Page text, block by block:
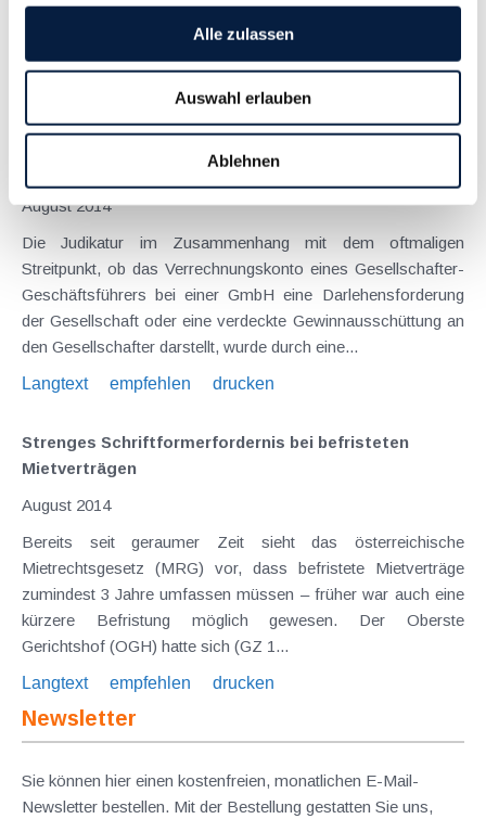
Alle zulassen
Auswahl erlauben
Ablehnen
Fehlen einer schriftlichen Urkunde bei Vereinbarung
mit Gesellschafter-Geschäftsführer
August 2014
Die Judikatur im Zusammenhang mit dem oftmaligen
Streitpunkt, ob das Verrechnungskonto eines Gesellschafter-
Geschäftsführers bei einer GmbH eine Darlehensforderung
der Gesellschaft oder eine verdeckte Gewinnausschüttung an
den Gesellschafter darstellt, wurde durch eine...
Langtext
empfehlen drucken
Strenges Schriftformerfordernis bei befristeten
Mietverträgen
August 2014
Bereits seit geraumer Zeit sieht das österreichische
Mietrechtsgesetz (MRG) vor, dass befristete Mietverträge
zumindest 3 Jahre umfassen müssen – früher war auch eine
kürzere Befristung möglich gewesen. Der Oberste
Gerichtshof (OGH) hatte sich (GZ 1...
Langtext
empfehlen drucken
Newsletter
Sie können hier einen kostenfreien, monatlichen E-Mail-
Newsletter bestellen. Mit der Bestellung gestatten Sie uns,